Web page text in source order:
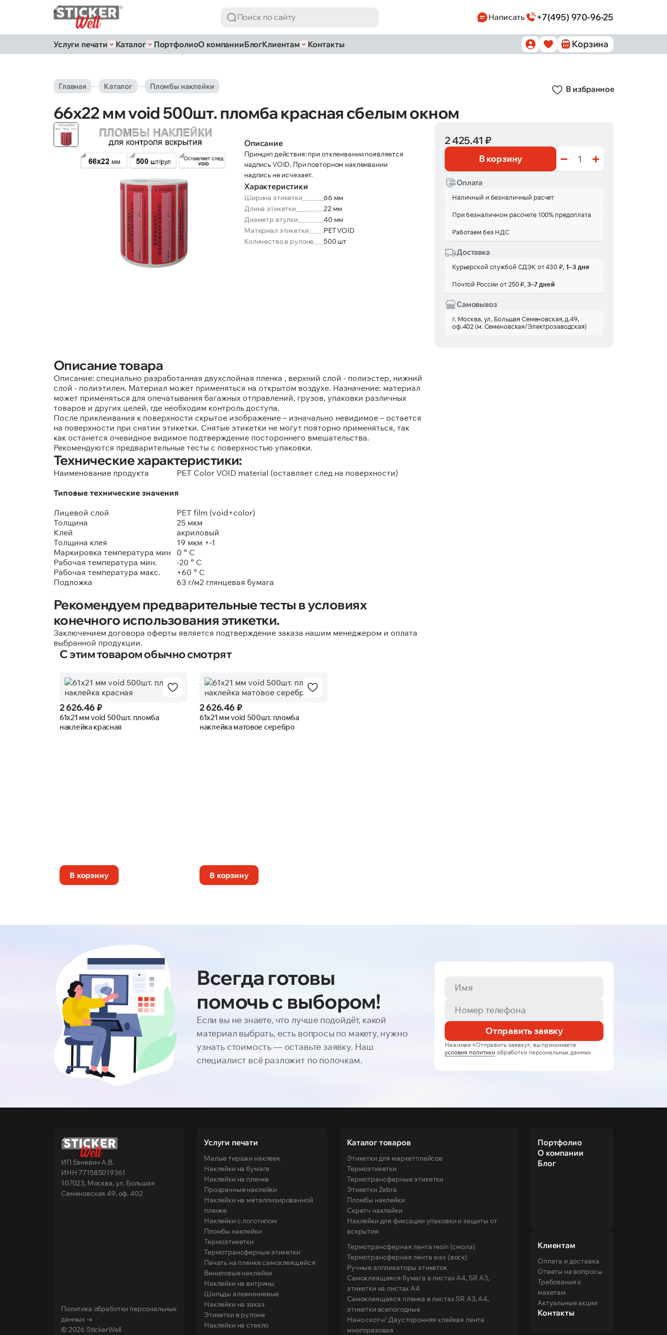
Написать +7(495) 970-96-25
Услуги печати Каталог ПортфолиоО компанииБлогКлиентам Контакты Корзина
Главная Каталог Пломбы наклейки
66х22 мм void 500шт. пломба красная сбелым окном
В избранное
Описание
Принцип действия: при отклеивании появляется
надпись VOID. При повторном наклеивании
надпись не исчезает.
Характеристики
Ширина этикетки
66 мм
Длина этикетки
22 мм
Диаметр втулки
40 мм
Материал этикетки
PET VOID
Количество в рулоне
500 шт
2 425.41 ₽
В корзину
Оплата
Наличный и безналичный расчет
При безналичном рассчете 100% предоплата
Работаем без НДС
Доставка
Курьерской службой СДЭК от 430 ₽, 1–3 дня
Почтой России от 250 ₽,3–7 дней
Самовывоз
г. Москва, ул. Большая Семеновская, д.49,
оф.402 (м. Семеновская/Электрозаводская)
Описание товара
Описание: специально разработанная двухслойная пленка , верхний слой - полиэстер, нижний
слой - полиэтилен. Материал может применяться на открытом воздухе. Назначение: материал
может применяться для опечатывания багажных отправлений, грузов, упаковки различных
товаров и других целей, где необходим контроль доступа.
После приклеивания к поверхности скрытое изображение – изначально невидимое – остается
на поверхности при снятии этикетки. Снятые этикетки не могут повторно применяться, так
как останется очевидное видимое подтверждение постороннего вмешательства.
Рекомендуются предварительные тесты с поверхностью упаковки.
Технические характеристики:
Наименование продукта
PET Color VOID material (оставляет след на поверхности)
Типовые технические значения
Лицевой слой
PET film (void+color)
Толщина
25 мкм
Клей
акриловый
Толщина клея
19 мкм +-1
Маркировка температура мин 0 ° C
Рабочая температура мин.
-20 ° С
Рабочая температура макс.
+60 ° C
Подложка
63 г/м2 глянцевая бумага
Рекомендуем предварительные тесты в условиях
конечного использования этикетки.
Заключением договора оферты является подтверждение заказа нашим менеджером и оплата
выбранной продукции.
С этим товаром обычно смотрят
2 626.46 ₽
61х21 мм void 500шт. пломба
наклейка красная
В корзину
2 626.46 ₽
61х21 мм void 500шт. пломба
наклейка матовое серебро
В корзину
Всегда готовы
помочь с выбором!
Если вы не знаете, что лучше подойдёт, какой
материал выбрать, есть вопросы по макету, нужно
узнать стоимость — оставьте заявку. Наш
специалист всё разложит по полочкам.
Отправить заявку
Нажимая «Отправить заявку», вы принимаете
условия политики обработки персональных данных
ИП Евневич А.В.
ИНН 771585019361
107023, Москва, ул. Большая
Семеновская 49, оф. 402
Политика обработки персональных
данных →
© 2026 StickerWell
Услуги печати
Малые тиражи наклеек
Наклейки на бумаге
Наклейки на пленке
Прозрачные наклейки
Наклейки на металлизированной
пленке
Наклейки с логотипом
Пломбы наклейки
Термоэтикетки
Термотрансферные этикетки
Печать на пленке самоклеящейся
Виниловые наклейки
Наклейки на витрины
Шильды алюминиевые
Наклейки на заказ
Этикетки в рулоне
Наклейки на стекло
Каталог товаров
Этикетки для маркетплейсов
Термоэтикетки
Термотрансферные этикетки
Этикетки Zebra
Пломбы наклейки
Скретч наклейки
Наклейки для фиксации упаковки и защиты от
вскрытия
Термотрансферная лента resin (смола)
Термотрансферная лента wax (воск)
Ручные аппликаторы этикеток
Самоклеящаяся бумага в листах А4, SR А3,
этикетки на листах A4
Самоклеящаяся пленка в листах SR А3, А4,
этикетки всепогодные
Нано скотч/ Двусторонняя клейкая лента
многоразовая
Портфолио
О компании
Блог
Клиентам
Оплата и доставка
Ответы на вопросы
Требования к
макетам
Актуальные акции
Контакты